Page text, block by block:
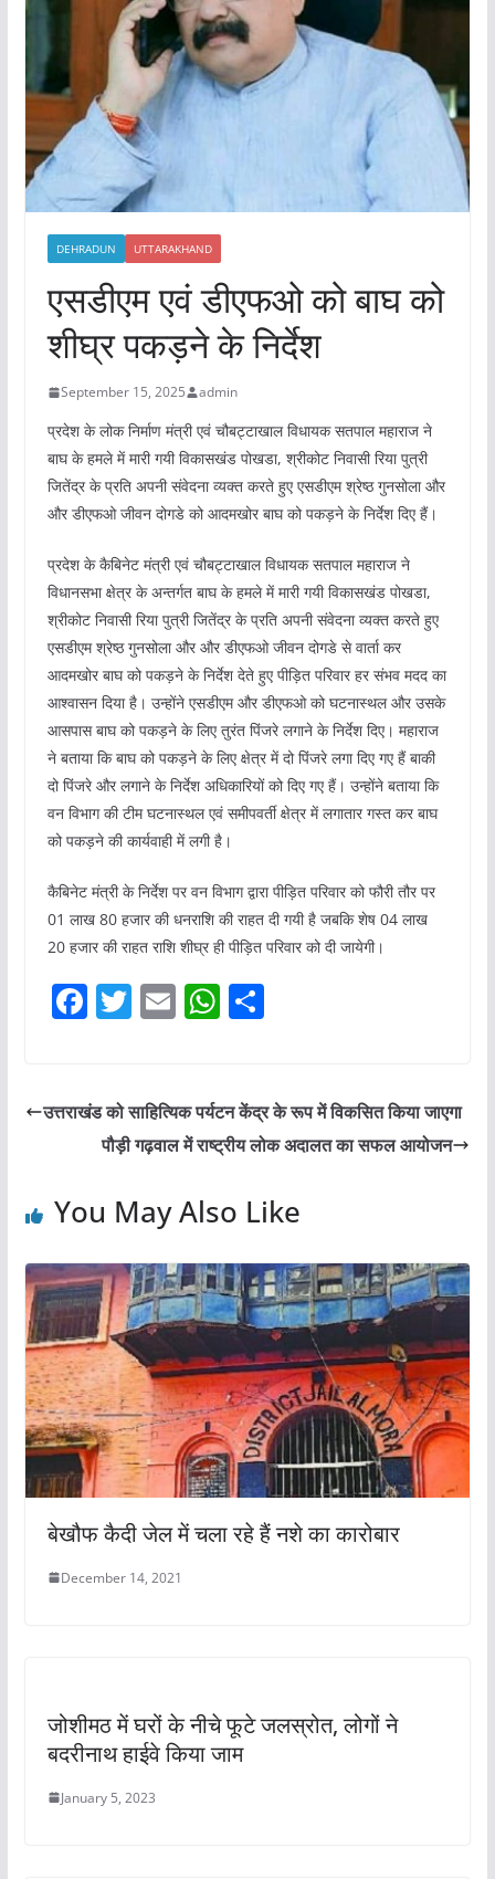
DEHRADUN UTTARAKHAND
एसडीएम एवं डीएफओ को बाघ को
शीघ्र पकड़ने के निर्देश
September 15, 2025 admin
प्रदेश के लोक निर्माण मंत्री एवं चौबट्टाखाल विधायक सतपाल महाराज ने
बाघ के हमले में मारी गयी विकासखंड पोखडा, श्रीकोट निवासी रिया पुत्री
जितेंद्र के प्रति अपनी संवेदना व्यक्त करते हुए एसडीएम श्रेष्ठ गुनसोला और
और डीएफओ जीवन दोगडे को आदमखोर बाघ को पकड़ने के निर्देश दिए हैं।
प्रदेश के कैबिनेट मंत्री एवं चौबट्टाखाल विधायक सतपाल महाराज ने
विधानसभा क्षेत्र के अन्तर्गत बाघ के हमले में मारी गयी विकासखंड पोखडा,
श्रीकोट निवासी रिया पुत्री जितेंद्र के प्रति अपनी संवेदना व्यक्त करते हुए
एसडीएम श्रेष्ठ गुनसोला और और डीएफओ जीवन दोगडे से वार्ता कर
आदमखोर बाघ को पकड़ने के निर्देश देते हुए पीड़ित परिवार हर संभव मदद का
आश्वासन दिया है। उन्होंने एसडीएम और डीएफओ को घटनास्थल और उसके
आसपास बाघ को पकड़ने के लिए तुरंत पिंजरे लगाने के निर्देश दिए। महाराज
ने बताया कि बाघ को पकड़ने के लिए क्षेत्र में दो पिंजरे लगा दिए गए हैं बाकी
दो पिंजरे और लगाने के निर्देश अधिकारियों को दिए गए हैं। उन्होंने बताया कि
वन विभाग की टीम घटनास्थल एवं समीपवर्ती क्षेत्र में लगातार गस्त कर बाघ
को पकड़ने की कार्यवाही में लगी है।
कैबिनेट मंत्री के निर्देश पर वन विभाग द्वारा पीड़ित परिवार को फौरी तौर पर
01 लाख 80 हजार की धनराशि की राहत दी गयी है जबकि शेष 04 लाख
20 हजार की राहत राशि शीघ्र ही पीड़ित परिवार को दी जायेगी।
F
e
b
o
T
er
E
l
W
s
A
p
S
e
उत्तराखंड को साहित्यिक पर्यटन केंद्र के रूप में विकसित किया जाएगा
पौड़ी गढ़वाल में राष्ट्रीय लोक अदालत का सफल आयोजन
You May Also Like
बेखौफ कैदी जेल में चला रहे हैं नशे का कारोबार
December 14, 2021
जोशीमठ में घरों के नीचे फूटे जलस्रोत, लोगों ने
बदरीनाथ हाईवे किया जाम
January 5, 2023